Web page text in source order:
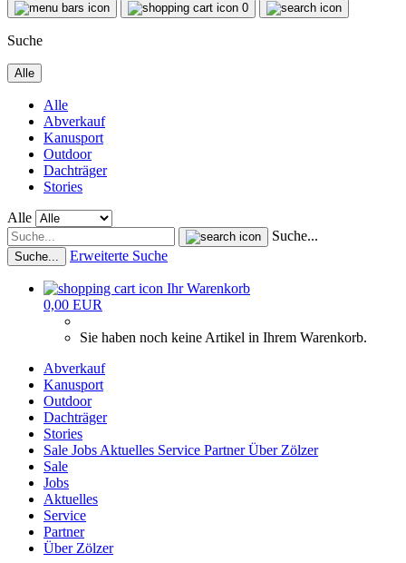
0
Suche
Alle
Alle
Abverkauf
Kanusport
Outdoor
Dachträger
Stories
Alle
Suche...
Suche... Erweiterte Suche
Ihr Warenkorb
0,00 EUR
Sie haben noch keine Artikel in Ihrem Warenkorb.
Abverkauf
Kanusport
Outdoor
Dachträger
Stories
Sale Jobs Aktuelles Service PartnerÜber Zölzer
Sale
Jobs
Aktuelles
Service
Partner
Über Zölzer